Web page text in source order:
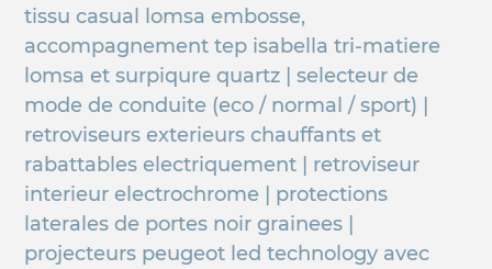
tissu casual lomsa embosse,
accompagnement tep isabella tri-matiere
lomsa et surpiqure quartz | selecteur de
mode de conduite (eco / normal / sport) |
retroviseurs exterieurs chauffants et
rabattables electriquement | retroviseur
interieur electrochrome | protections
laterales de portes noir grainees |
projecteurs peugeot led technology avec